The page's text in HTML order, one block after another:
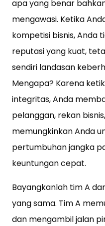
apa yang benar
mengawasi. Ketika
kompetisi bisnis, Anda
reputasi yang kuat,
sendiri landasan
Mengapa? Karena
integritas, Anda
pelanggan, rekan
memungkinkan Anda
pertumbuhan jangka
keuntungan cepat.
Bayangkanlah tim A
yang sama. Tim A
dan mengambil jalan